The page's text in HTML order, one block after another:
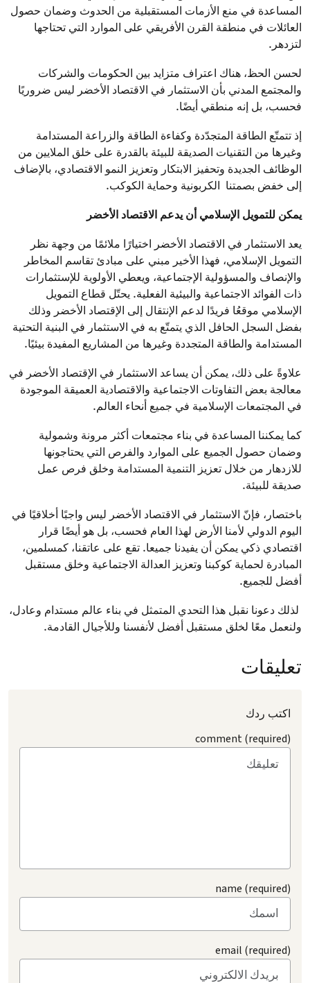
المساعدة في منع الأزمات المستقبلية من الحدوث وضمان حصول
العائلات في منطقة القرن الأفريقي على الموارد التي تحتاجها
لتزدهر.
لحسن الحظ، هناك اعتراف متزايد بين الحكومات والشركات
والمجتمع المدني بأن الاستثمار في الاقتصاد الأخضر ليس ضروريًا
فحسب، بل إنه منطقي أيضًا.
إذ تتمتّع الطاقة المتجدّدة وكفاءة الطاقة والزراعة المستدامة
وغيرها من التقنيات الصديقة للبيئة بالقدرة على خلق الملايين من
الوظائف الجديدة وتحفيز الابتكار وتعزيز النمو الاقتصادي، بالإضاف
إلى خفض بصمتنا الكربونية وحماية الكوكب.
يمكن للتمويل الإسلامي أن يدعم الاقتصاد الأخضر
يعد الاستثمار في الاقتصاد الأخضر اختيارًا ملائمًا من وجهة نظر
التمويل الإسلامي، فهذا الأخير مبني على مبادئ تقاسم المخاطر
والإنصاف والمسؤولية الإجتماعية، ويعطي الأولوية للإستثمارات
ذات الفوائد الاجتماعية والبيئية الفعلية. يحتّل قطاع التمويل
الإسلامي موقعُا فريدًا لدعم الإنتقال إلى الإقتصاد الأخضر وذلك
بفضل السجل الحافل الذي يتمتّع به في الاستثمار في البنية التحتية
المستدامة والطاقة المتجددة وغيرها من المشاريع المفيدة بيئيًا.
علاوةً على ذلك، يمكن أن يساعد الاستثمار في الإقتصاد الأخضر في
معالجة بعض التفاوتات الاجتماعية والاقتصادية العميقة الموجودة
في المجتمعات الإسلامية في جميع أنحاء العالم.
كما يمكننا المساعدة في بناء مجتمعات أكثر مرونة وشمولية
وضمان حصول الجميع على الموارد والفرص التي يحتاجونها
للازدهار من خلال تعزيز التنمية المستدامة وخلق فرص عمل
صديقة للبيئة.
باختصار، فإنّ الاستثمار في الاقتصاد الأخضر ليس واجبًا أخلاقيًا في
اليوم الدولي لأمنا الأرض لهذا العام فحسب، بل هو أيضًا قرار
اقتصادي ذكي يمكن أن يفيدنا جميعا. تقع على عاتقنا، كمسلمين،
المبادرة لحماية كوكبنا وتعزيز العدالة الاجتماعية وخلق مستقبل
أفضل للجميع.
لذلك دعونا نقبل هذا التحدي المتمثل في بناء عالم مستدام وعادل،
ولنعمل معًا لخلق مستقبل أفضل لأنفسنا وللأجيال القادمة.
تعليقات
اكتب ردك
comment (required)
name (required)
email (required)